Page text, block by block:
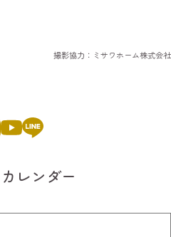
撮影協力：ミサワホーム株式会社
レンダー